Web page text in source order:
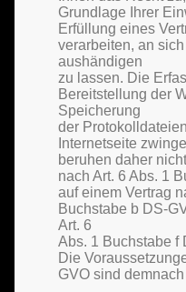
Grundlage Ihrer
Erfüllung eines
verarbeiten, an
aushändigen
zu lassen. Die
Bereitstellung der
Speicherung
der
Internetseite
beruhen daher
nach Art. 6 Abs. 1
auf einem Vertrag
Buchstabe b DS-
Art. 6
Abs. 1 Buchstabe f
Die
GVO sind